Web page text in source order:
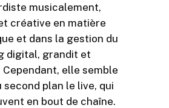
musicalement,
créative en matière
et dans la gestion du
digital, grandit et
Cependant, elle semble
second plan le live, qui
en bout de chaîne.